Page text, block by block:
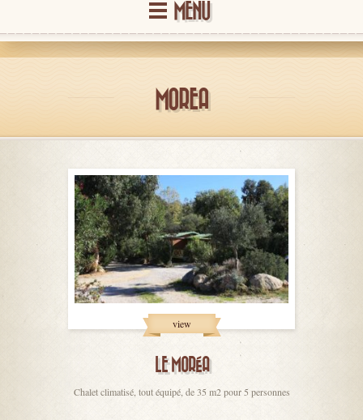
MENU
MOREA
view
LE MORÉA
Chalet climatisé, tout équipé, de 35 m2 pour 5 personnes